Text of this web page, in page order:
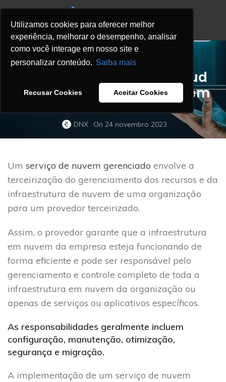
Utilizamos cookies para oferecer melhor
experiência, melhorar o desempenho, analisar
como você interage em nosso site e
personalizar conteúdo. Saiba mais
Recusar Cookies Aceitar Cookies
BLOG ,
O que é um Managed Cloud
Service ou Serviço de Nuvem
Gerenciado?
DNX On 24 novembro 2023
Um serviço de nuvem gerenciado envolve a
terceirização do gerenciamento dos recursos e da
infraestrutura de nuvem de uma organização
para um provedor terceirizado.
Assim, o provedor garante que a infraestrutura
em nuvem da empresa esteja funcionando de
forma eficiente e pode ser responsável pelo
gerenciamento e controle completo de toda a
infraestrutura em nuvem da organização ou
apenas de serviços ou aplicativos específicos.
As responsabilidades geralmente incluem
configuração, manutenção, otimização,
segurança e migração.
A implementação de um serviço de nuvem